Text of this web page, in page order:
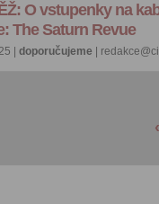
O vstupenky na
The Saturn Revue
| doporučujeme |